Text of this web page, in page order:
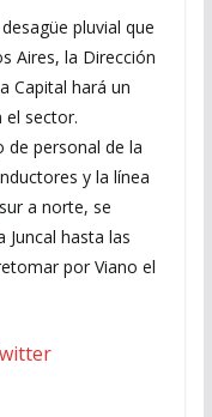
pluvial que
Aires, la Dirección
Capital hará un
el sector.
de personal de la
y la línea
a norte, se
Juncal hasta las
por Viano el